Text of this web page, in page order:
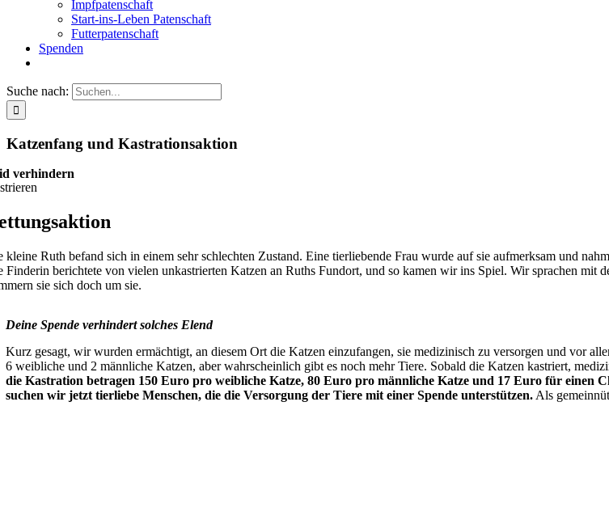
Impfpatenschaft
Start-ins-Leben Patenschaft
Futterpatenschaft
Spenden
Suche nach:
Katzenfang und Kastrationsaktion
verhindern
kleine Ruth befand sich in einem sehr schlechten Zustand. Eine tierliebende Frau wurde auf sie aufmerksam und
Finderin berichtete von vielen unkastrierten Katzen an Ruths Fundort, und so kamen wir ins Spiel. Wir sprachen mit
sie sich doch um sie.
Deine Spende verhindert solches Elend
Kurz gesagt, wir wurden ermächtigt, an diesem Ort die Katzen einzufangen, sie medizinisch zu versorgen und vor
6 weibliche und 2 männliche Katzen, aber wahrscheinlich gibt es noch mehr Tiere. Sobald die Katzen kastriert,
die Kastration betragen 150 Euro pro weibliche Katze, 80 Euro pro männliche Katze und 17 Euro für einen
suchen wir jetzt tierliebe Menschen, die die Versorgung der Tiere mit einer Spende unterstützen. Als